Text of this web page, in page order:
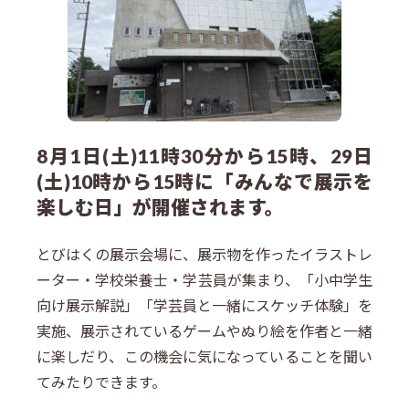
8月1日(土)11時30分から15時、29日
(土)10時から15時に「みんなで展示を
楽しむ日」が開催されます。
とびはくの展示会場に、展示物を作ったイラストレ
ーター・学校栄養士・学芸員が集まり、「小中学生
向け展示解説」「学芸員と一緒にスケッチ体験」を
実施、展示されているゲームやぬり絵を作者と一緒
に楽しだり、この機会に気になっていることを聞い
てみたりできます。